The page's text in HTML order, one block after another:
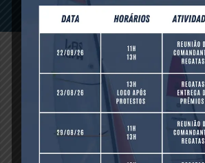
março 03, 2022 - 0 comments-